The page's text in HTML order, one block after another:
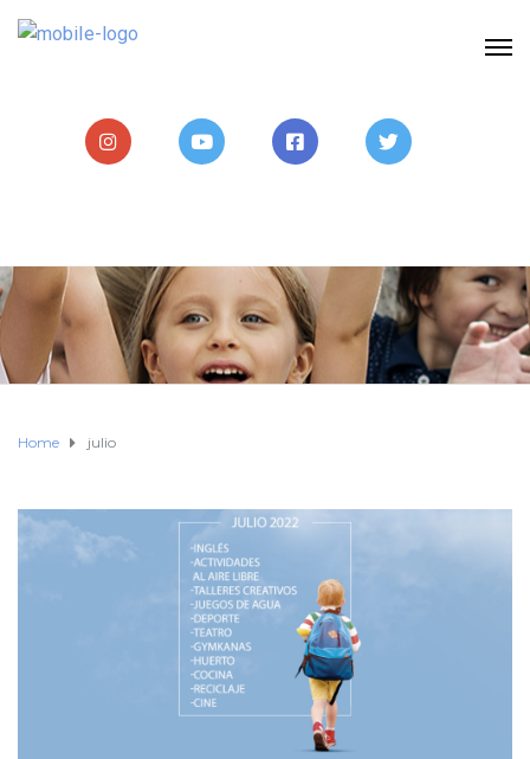
Home julio